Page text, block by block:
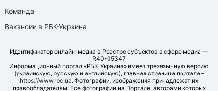
Команда
Вакансии в РБК-Украина
Идентификатор онлайн-медиа в Реестре субъектов в сфере медиа —
R40-05347
Информационный портал «РБК-Украина» имеет трехязычную версию
(украинскую, русскую и английскую), главная страница портала –
https://www.rbc.ua. Фотографии, изображения принадлежат их
правообладателям. Все фотографии на Портале, авторами которых